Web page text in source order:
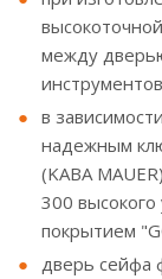
между
в
надежным
(KABA
300 высокого
покрытием
дверь сейфа